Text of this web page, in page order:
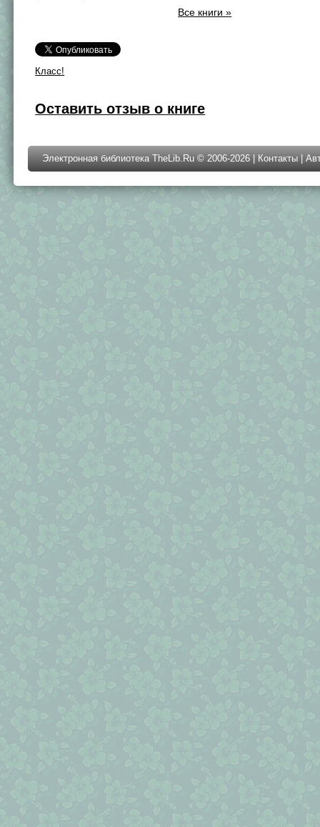
Класс!
Все книги »
Оставить отзыв о книге
Электронная библиотека TheLib.Ru © 2006-2026 | Контакты |